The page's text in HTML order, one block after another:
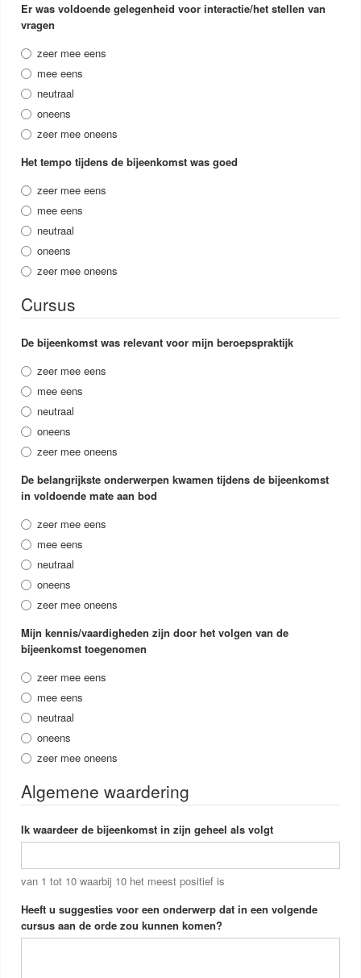
Er was voldoende gelegenheid voor interactie/het stellen van
vragen
zeer mee eens
mee eens
neutraal
oneens
zeer mee oneens
Het tempo tijdens de bijeenkomst was goed
zeer mee eens
mee eens
neutraal
oneens
zeer mee oneens
Cursus
De bijeenkomst was relevant voor mijn beroepspraktijk
zeer mee eens
mee eens
neutraal
oneens
zeer mee oneens
De belangrijkste onderwerpen kwamen tijdens de bijeenkomst
in voldoende mate aan bod
zeer mee eens
mee eens
neutraal
oneens
zeer mee oneens
Mijn kennis/vaardigheden zijn door het volgen van de
bijeenkomst toegenomen
zeer mee eens
mee eens
neutraal
oneens
zeer mee oneens
Algemene waardering
Ik waardeer de bijeenkomst in zijn geheel als volgt
van 1 tot 10 waarbij 10 het meest positief is
Heeft u suggesties voor een onderwerp dat in een volgende
cursus aan de orde zou kunnen komen?